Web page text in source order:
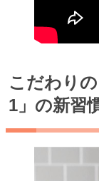
こだわり
1」の新習